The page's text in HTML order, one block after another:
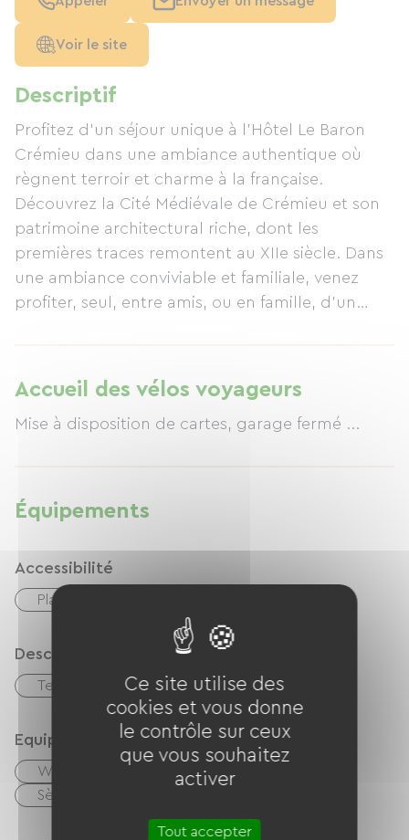
Descriptif
Profitez d'un séjour unique à l'Hôtel Le Baron
Crémieu dans une ambiance authentique où
règnent terroir et charme à la française.
Découvrez la Cité Médiévale de Crémieu et son
patrimoine architectural riche, dont les
premières traces remontent au XIIe siècle. Dans
une ambiance conviviable et familiale, venez
profiter, seul, entre amis, ou en famille, d'un
Accueil des vélos voyageurs
Mise à disposition de cartes, garage fermé ...
Équipements
Accessibilité
Place de parking adapté
Description
Terrasse Garage
Equipements
Wifi gratuit
Sèche cheveux
Voir le site
Ce site utilise des
cookies et vous donne
le contrôle sur ceux
que vous souhaitez
activer
Tout accepter